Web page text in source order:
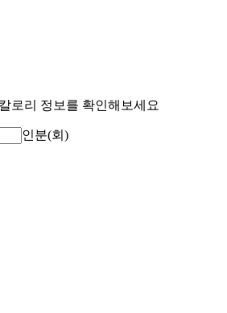
로리 정보를 확인해보세요
인분(회)